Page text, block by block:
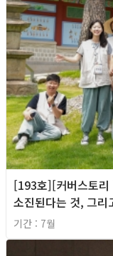
[193호][커버스토
소진된다는 것, 그리
기간 : 7월